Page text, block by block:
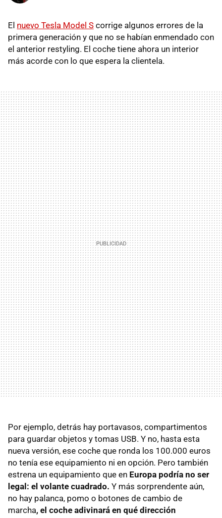
El nuevo Tesla Model S corrige algunos errores de la
primera generación y que no se habían enmendado con
el anterior restyling. El coche tiene ahora un interior
más acorde con lo que espera la clientela.
Por ejemplo, detrás hay portavasos, compartimentos
para guardar objetos y tomas USB. Y no, hasta esta
nueva versión, ese coche que ronda los 100.000 euros
no tenía ese equipamiento ni en opción. Pero también
estrena un equipamiento que en Europa podría no ser
legal: el volante cuadrado. Y más sorprendente aún,
no hay palanca, pomo o botones de cambio de
marcha, el coche adivinará en qué dirección